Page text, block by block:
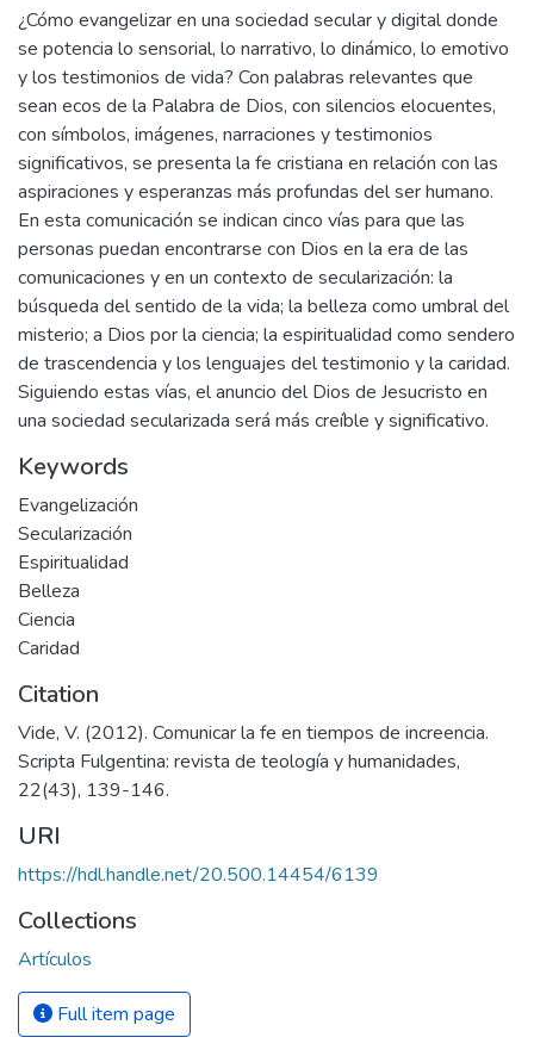
¿Cómo evangelizar en una sociedad secular y digital donde
se potencia lo sensorial, lo narrativo, lo dinámico, lo emotivo
y los testimonios de vida? Con palabras relevantes que
sean ecos de la Palabra de Dios, con silencios elocuentes,
con símbolos, imágenes, narraciones y testimonios
significativos, se presenta la fe cristiana en relación con las
aspiraciones y esperanzas más profundas del ser humano.
En esta comunicación se indican cinco vías para que las
personas puedan encontrarse con Dios en la era de las
comunicaciones y en un contexto de secularización: la
búsqueda del sentido de la vida; la belleza como umbral del
misterio; a Dios por la ciencia; la espiritualidad como sendero
de trascendencia y los lenguajes del testimonio y la caridad.
Siguiendo estas vías, el anuncio del Dios de Jesucristo en
una sociedad secularizada será más creíble y significativo.
Keywords
Evangelización
Secularización
Espiritualidad
Belleza
Ciencia
Caridad
Citation
Vide, V. (2012). Comunicar la fe en tiempos de increencia.
Scripta Fulgentina: revista de teología y humanidades,
22(43), 139-146.
URI
https://hdl.handle.net/20.500.14454/6139
Collections
Artículos
Full item page